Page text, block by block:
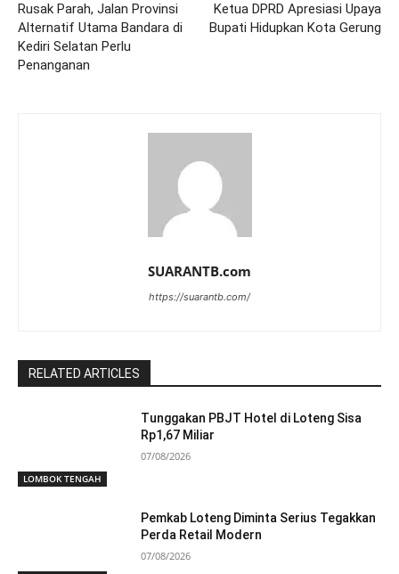
Rusak Parah, Jalan Provinsi
Alternatif Utama Bandara di
Kediri Selatan Perlu
Penanganan
Ketua DPRD Apresiasi Upaya
Bupati Hidupkan Kota Gerung
SUARANTB.com
https://suarantb.com/
RELATED ARTICLES
LOMBOK TENGAH
Tunggakan PBJT Hotel di Loteng Sisa
Rp1,67 Miliar
07/08/2026
Pemkab Loteng Diminta Serius Tegakkan
Perda Retail Modern
07/08/2026